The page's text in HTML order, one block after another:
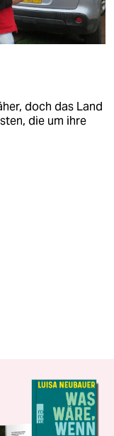
doch das Land
die um ihre